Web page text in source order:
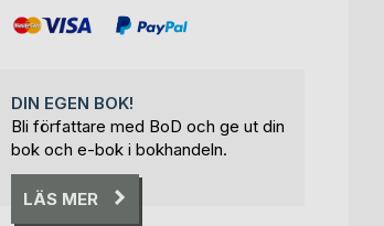
DIN EGEN BOK!
Bli författare med BoD och ge ut din
bok och e-bok i bokhandeln.
LÄS MER